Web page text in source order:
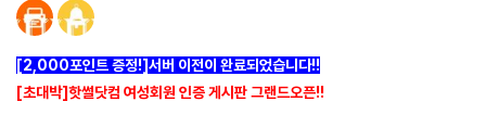
[2,000포인트 증정!]서버 이전이 완료되었습니다!!
[초대박]핫썰닷컴 여성회원 인증 게시판 그랜드오픈!!